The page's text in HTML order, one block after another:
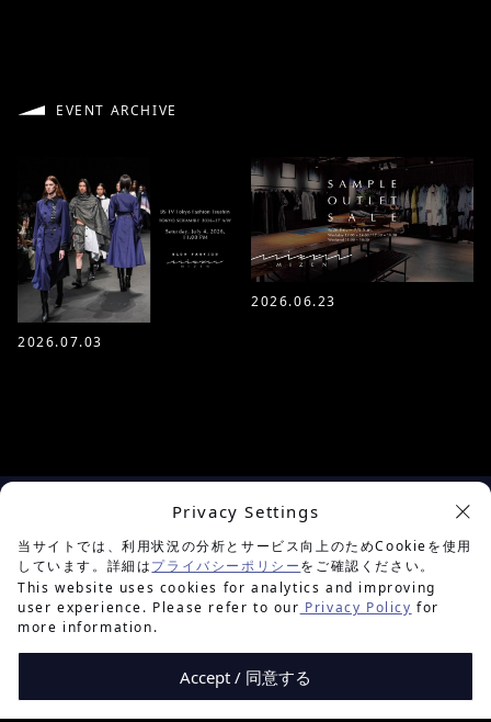
Privacy Settings
当サイトでは、利用状況の分析とサービス向上のためCookieを使用
しています。詳細はプライバシーポリシーをご確認ください。
This website uses cookies for analytics and improving
user experience. Please refer to our Privacy Policy for
more information.
Accept / 同意する
EVENT ARCHIVE
2026.07.03
2026.06.23
余白を楽しむプロジェクト